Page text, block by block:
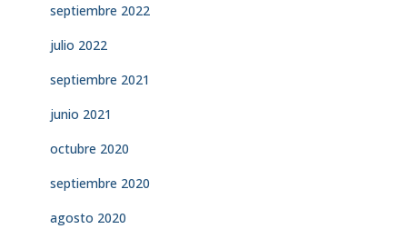
septiembre 2022
julio 2022
septiembre 2021
junio 2021
octubre 2020
septiembre 2020
agosto 2020